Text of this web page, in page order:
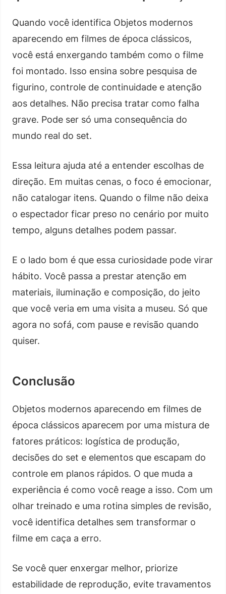
Quando você identifica Objetos modernos
aparecendo em filmes de época clássicos,
você está enxergando também como o filme
foi montado. Isso ensina sobre pesquisa de
figurino, controle de continuidade e atenção
aos detalhes. Não precisa tratar como falha
grave. Pode ser só uma consequência do
mundo real do set.
Essa leitura ajuda até a entender escolhas de
direção. Em muitas cenas, o foco é emocionar,
não catalogar itens. Quando o filme não deixa
o espectador ficar preso no cenário por muito
tempo, alguns detalhes podem passar.
E o lado bom é que essa curiosidade pode virar
hábito. Você passa a prestar atenção em
materiais, iluminação e composição, do jeito
que você veria em uma visita a museu. Só que
agora no sofá, com pause e revisão quando
quiser.
Conclusão
Objetos modernos aparecendo em filmes de
época clássicos aparecem por uma mistura de
fatores práticos: logística de produção,
decisões do set e elementos que escapam do
controle em planos rápidos. O que muda a
experiência é como você reage a isso. Com um
olhar treinado e uma rotina simples de revisão,
você identifica detalhes sem transformar o
filme em caça a erro.
Se você quer enxergar melhor, priorize
estabilidade de reprodução, evite travamentos